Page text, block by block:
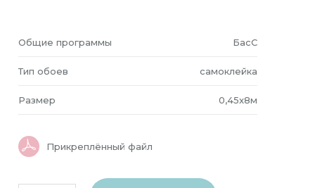
Общие программы БасС
Тип обоев самоклейка
Размер 0,45x8м
Прикреплённый файл